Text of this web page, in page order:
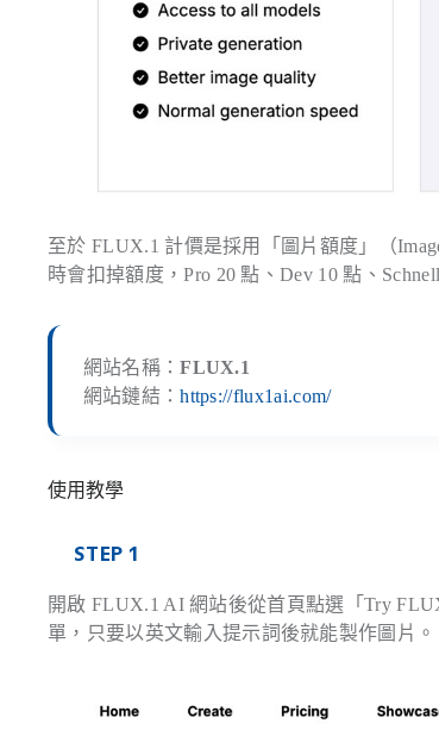
至於 FLUX.1 計價是採用「圖片額度」（
時會扣掉額度，Pro 20 點、Dev 10 點、
網站名稱：FLUX.1
網站鏈結：https://flux1ai.com/
使用教學
STEP 1
開啟 FLUX.1 AI 網站後從首頁點選「Try
單，只要以英文輸入提示詞後就能製作圖片。